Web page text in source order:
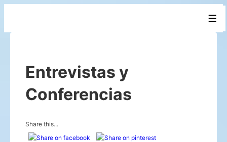
principalEntrevistas y
Conferencias
Share this...